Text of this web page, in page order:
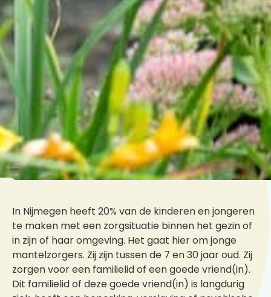
In Nijmegen heeft 20% van de kinderen en jongeren
te maken met een zorgsituatie binnen het gezin of
in zijn of haar omgeving. Het gaat hier om jonge
mantelzorgers. Zij zijn tussen de 7 en 30 jaar oud. Zij
zorgen voor een familielid of een goede vriend(in).
Dit familielid of deze goede vriend(in) is langdurig